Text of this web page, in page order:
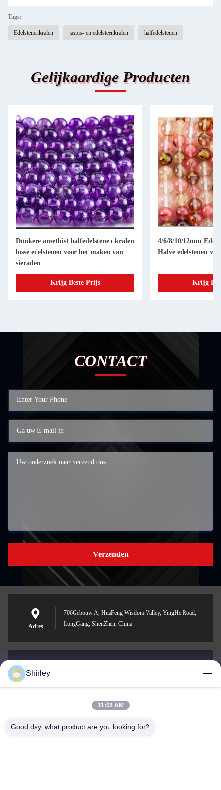
Tags:
Edelstenenkralen jaspis- en edelsteenkralen halfedelstenen
Gelijkaardige Producten
Donkere amethist halfedelstenen kralen
losse edelstenen voor het maken van
sieraden
Krijg Beste Prijs
4/6/8/10/12mm
Halve edelstenen
Krijg
CONTACT
Verzenden
Adres
706Gebouw A, HuaFeng Wisdom Valley, YingHe Road,
LongGang, ShenZhen, China
0086-18148506772
Shirley
11:06 AM
Good day, what product are you looking for?